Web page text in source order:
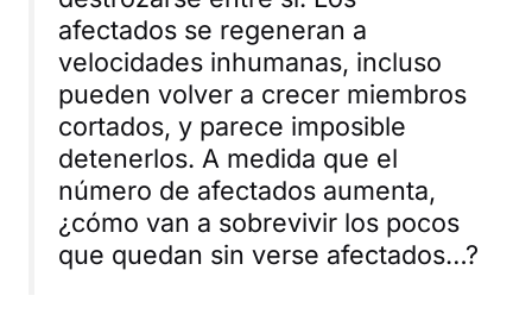
afectados se regeneran a
velocidades inhumanas, incluso
pueden volver a crecer miembros
cortados, y parece imposible
detenerlos. A medida que el
número de afectados aumenta,
¿cómo van a sobrevivir los pocos
que quedan sin verse afectados…?